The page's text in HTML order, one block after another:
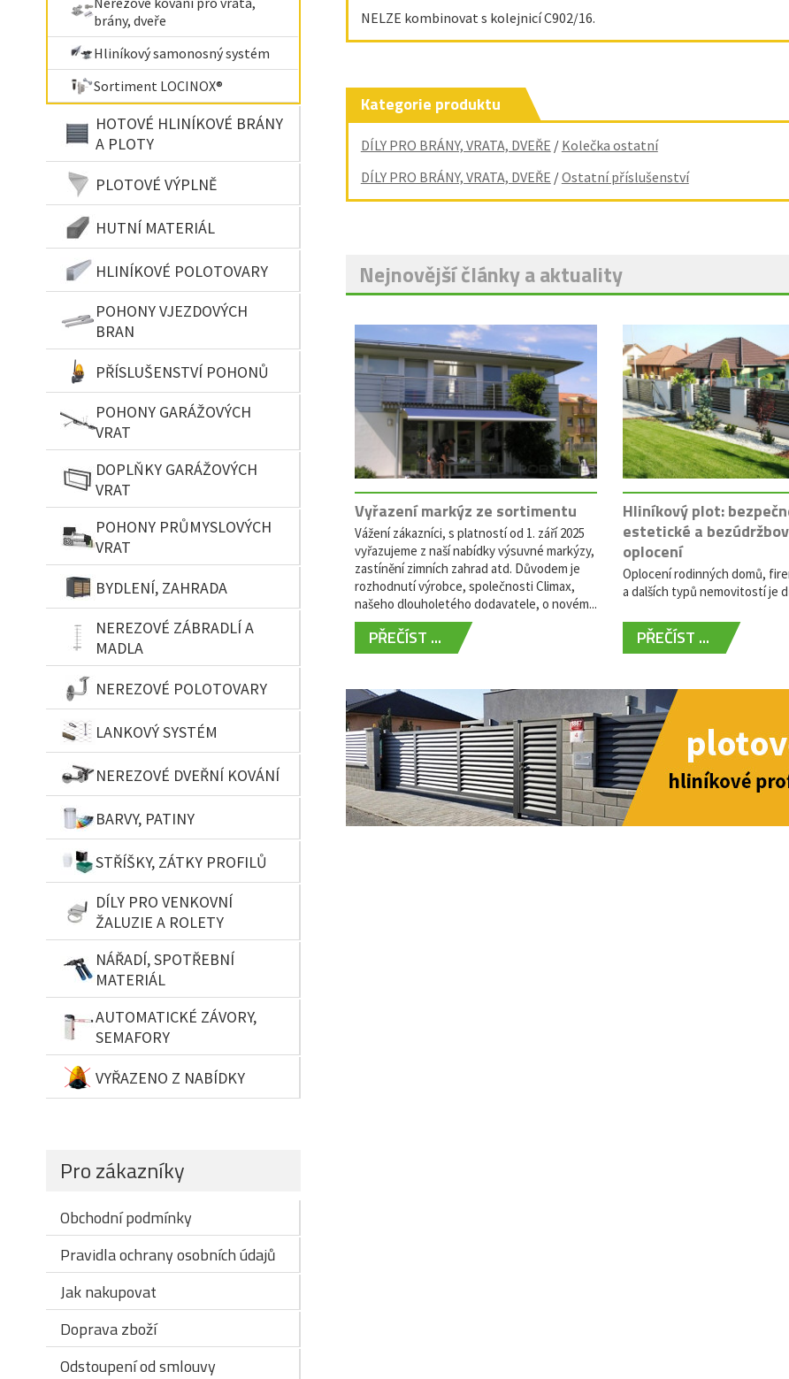
brány, dveře
Hliníkový samonosný systém
Sortiment LOCINOX®
HOTOVÉ HLINÍKOVÉ BRÁNY
A PLOTY
PLOTOVÉ VÝPLNĚ
HUTNÍ MATERIÁL
HLINÍKOVÉ POLOTOVARY
POHONY VJEZDOVÝCH
BRAN
PŘÍSLUŠENSTVÍ POHONŮ
POHONY GARÁŽOVÝCH
VRAT
DOPLŇKY GARÁŽOVÝCH
VRAT
POHONY PRŮMYSLOVÝCH
VRAT
BYDLENÍ, ZAHRADA
NEREZOVÉ ZÁBRADLÍ A
MADLA
NEREZOVÉ POLOTOVARY
LANKOVÝ SYSTÉM
NEREZOVÉ DVEŘNÍ KOVÁNÍ
BARVY, PATINY
STŘÍŠKY, ZÁTKY PROFILŮ
DÍLY PRO VENKOVNÍ
ŽALUZIE A ROLETY
NÁŘADÍ, SPOTŘEBNÍ
MATERIÁL
AUTOMATICKÉ ZÁVORY,
SEMAFORY
VYŘAZENO Z NABÍDKY
Pro zákazníky
Obchodní podmínky
Pravidla ochrany osobních údajů
Jak nakupovat
Doprava zboží
Odstoupení od smlouvy
NELZE kombinovat s kolejnicí C902/16.
Kategorie produktu
DÍLY PRO BRÁNY, VRATA, DVEŘE / Kolečka ostatní
DÍLY PRO BRÁNY, VRATA, DVEŘE /Ostatní příslušenství
Nejnovější články a aktuality
Vyřazení markýz ze sortimentu
Vážení zákazníci, s platností od 1. září 2025
vyřazujeme z naší nabídky výsuvné markýzy,
zastínění zimních zahrad atd. Důvodem je
rozhodnutí výrobce, společnosti Climax,
našeho dlouholetého dodavatele, o novém...
PŘEČÍST ...
Hliníkový plot:
estetické a
oplocení
Oplocení rodinných domů,
a dalších typů nemovitostí je
PŘEČÍST ...